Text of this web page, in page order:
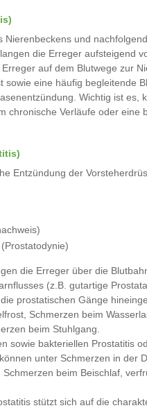
und
die Erreger aufsteigend
auf dem Blutwege zur
sowie eine häufig begleitende
Wichtig ist
chronische Verläufe oder eine
Entzündung der
die Erreger über die
(z.B. gutartige
prostatischen Gänge
Schmerzen beim
beim Stuhlgang.
sowie bakteriellen Prostatitis
unter Schmerzen in der
beim Beischlaf,
stützt sich auf die